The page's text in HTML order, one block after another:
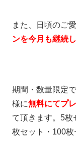
また、日頃のご
ンを今月も継続
期間・数量限定
様に無料にてプ
て頂きます。5
枚セット・100